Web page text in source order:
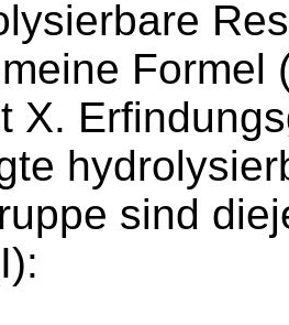
Formel
X.
sind